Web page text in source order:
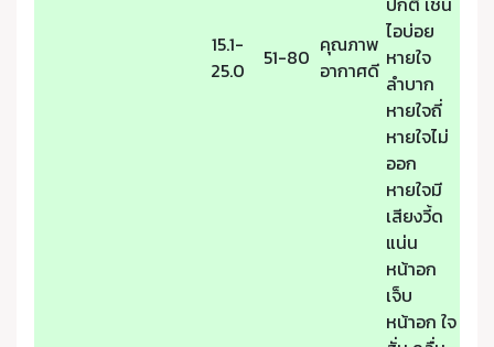
15.1-
25.0
51-80 คุณภาพ
อากาศดี
ไอบ่อย
หายใจ
ลำบาก
หายใจถี่
หายใจไม่
ออก
หายใจมี
เสียงวี้ด
แน่น
หน้าอก
เจ็บ
หน้าอก ใจ